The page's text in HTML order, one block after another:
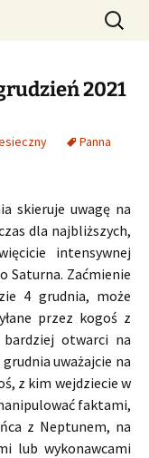
i
astrologiczne
Szukaj:
2021
Panna
skieruje uwagę na
dla najbliższych,
intensywnej
Saturna. Zaćmienie
4 grudnia, może
przez kogoś z
otwarci na
uważajcie na
z kim wejdziecie w
faktami,
z Neptunem, na
lub wykonawcami